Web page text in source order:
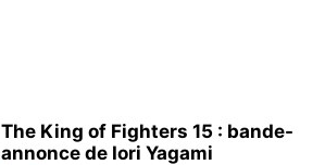
The King of Fighters 15 : bande-
annonce de Iori Yagami